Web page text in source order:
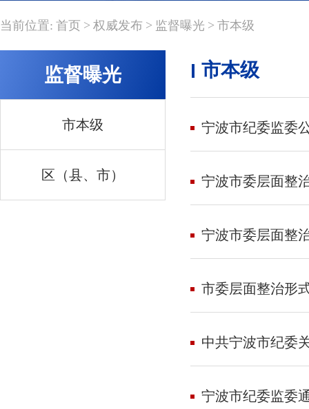
当前位置: 首页 > 权威发布 > 监督曝光 > 市本级
监督曝光
市本级
区（县、市）
市本级
宁波市纪委监委
中共宁波市纪委
宁波市纪委监委